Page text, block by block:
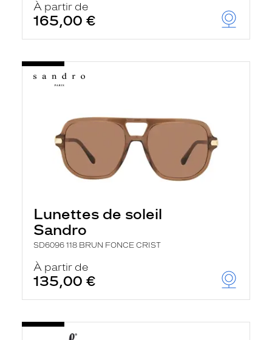
À partir de
165,00 €
Lunettes de soleil
Sandro
SD6096 118 BRUN FONCE CRIST
À partir de
135,00 €